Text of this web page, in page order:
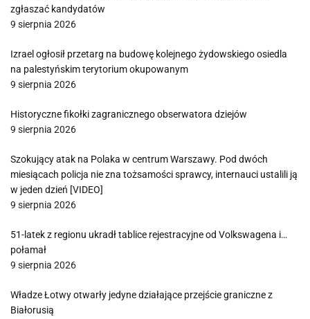
zgłaszać kandydatów
9 sierpnia 2026
Izrael ogłosił przetarg na budowę kolejnego żydowskiego osiedla
na palestyńskim terytorium okupowanym
9 sierpnia 2026
Historyczne fikołki zagranicznego obserwatora dziejów
9 sierpnia 2026
Szokujący atak na Polaka w centrum Warszawy. Pod dwóch
miesiącach policja nie zna tożsamości sprawcy, internauci ustalili ją
w jeden dzień [VIDEO]
9 sierpnia 2026
51-latek z regionu ukradł tablice rejestracyjne od Volkswagena i…
połamał
9 sierpnia 2026
Władze Łotwy otwarły jedyne działające przejście graniczne z
Białorusią